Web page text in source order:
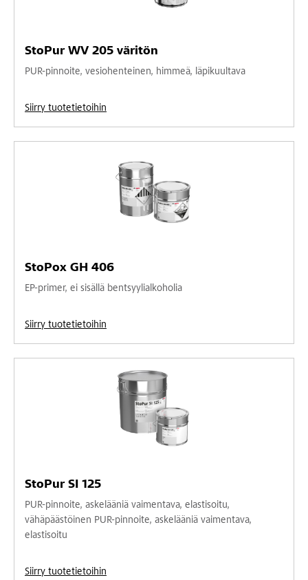
StoPur WV 205 väritön
PUR-pinnoite, vesiohenteinen, himmeä, läpikuultava
Siirry tuotetietoihin
StoPox GH 406
EP-primer, ei sisällä bentsyylialkoholia
Siirry tuotetietoihin
StoPur SI 125
PUR-pinnoite, askelääniä vaimentava, elastisoitu,
vähäpäästöinen PUR-pinnoite, askelääniä vaimentava,
elastisoitu
Siirry tuotetietoihin